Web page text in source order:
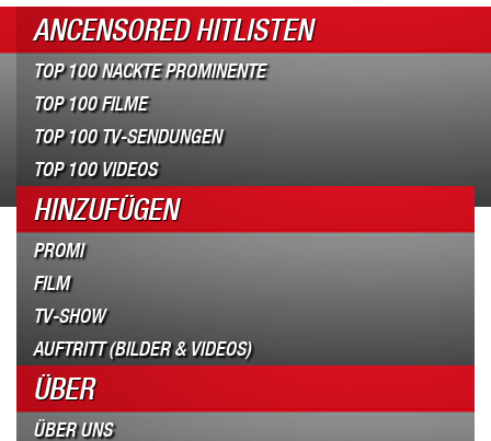
ANCENSORED HITLISTEN
TOP 100 NACKTE PROMINENTE
TOP 100 FILME
TOP 100 TV-SENDUNGEN
TOP 100 VIDEOS
HINZUFÜGEN
PROMI
FILM
TV-SHOW
AUFTRITT (BILDER & VIDEOS)
ÜBER
ÜBER UNS